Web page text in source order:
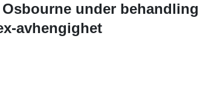
Osbourne under behandling
avhengighet